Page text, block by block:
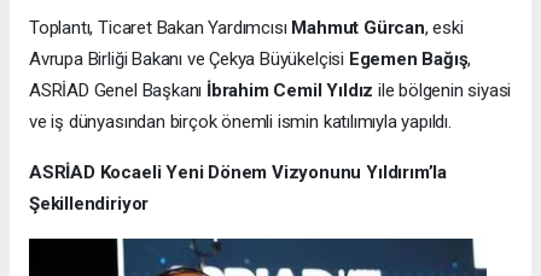
Toplantı, Ticaret Bakan Yardımcısı Mahmut Gürcan, eski
Avrupa Birliği Bakanı ve Çekya Büyükelçisi Egemen Bağış,
ASRİAD Genel Başkanı İbrahim Cemil Yıldız ile bölgenin siyasi
ve iş dünyasından birçok önemli ismin katılımıyla yapıldı.
ASRİAD Kocaeli Yeni Dönem Vizyonunu Yıldırım’la
Şekillendiriyor